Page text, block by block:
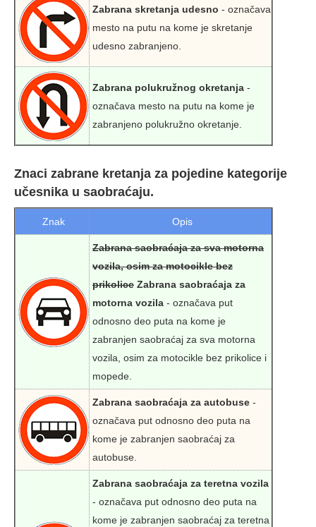
Zabrana skretanja udesno - označava
mesto na putu na kome je skretanje
udesno zabranjeno.
Zabrana polukružnog okretanja -
označava mesto na putu na kome je
zabranjeno polukružno okretanje.
Znaci zabrane kretanja za pojedine kategorije
učesnika u saobraćaju.
Znak Opis
Zabrana saobraćaja za sva motorna
vozila, osim za motocikle bez
prikolice Zabrana saobraćaja za
motorna vozila - označava put
odnosno deo puta na kome je
zabranjen saobraćaj za sva motorna
vozila, osim za motocikle bez prikolice i
mopede.
Zabrana saobraćaja za autobuse -
označava put odnosno deo puta na
kome je zabranjen saobraćaj za
autobuse.
Zabrana saobraćaja za teretna vozila
- označava put odnosno deo puta na
kome je zabranjen saobraćaj za teretna